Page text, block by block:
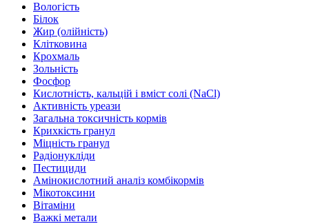
Вологість
Білок
Жир (олійність)
Клітковина
Крохмаль
Зольність
Фосфор
Кислотність, кальцій і вміст солі (NaCl)
Активність уреази
Загальна токсичність кормів
Крихкість гранул
Міцність гранул
Радіонукліди
Пестициди
Амінокислотний аналіз комбікормів
Мікотоксини
Вітаміни
Важкі метали